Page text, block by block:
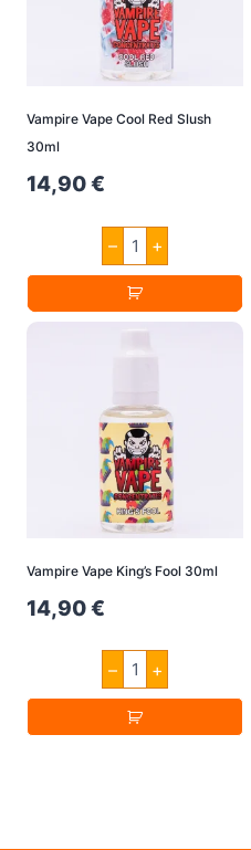
Vampire Vape Cool Red Slush
30ml
14,90€
–
Vampire
Vape
Cool
Red
Slush
30ml
Menge
+
Vampire Vape King’s Fool 30ml
14,90€
–
Vampire
Vape
King's
Fool
30ml
+